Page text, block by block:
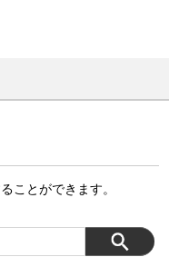
ことができます。